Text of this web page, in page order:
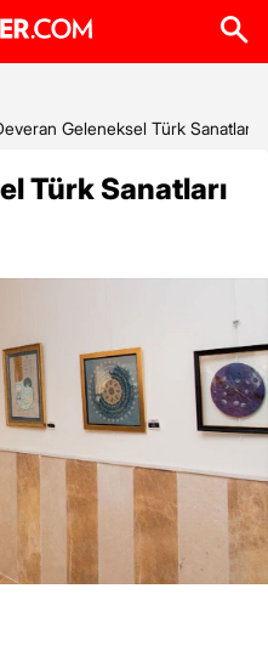
Geleneksel Türk Sanatları
Türk Sanatları